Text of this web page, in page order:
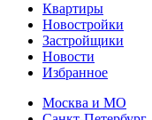
Квартиры
Новостройки
Застройщики
Новости
Избранное
Москва и МО